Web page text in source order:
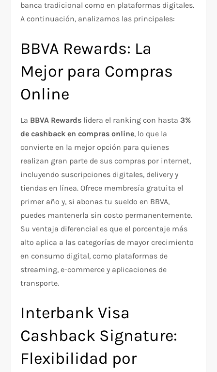
banca tradicional como en plataformas digitales.
A continuación, analizamos las principales:
BBVA Rewards: La
Mejor para Compras
Online
La BBVA Rewards lidera el ranking con hasta3%
de cashback en compras online, lo que la
convierte en la mejor opción para quienes
realizan gran parte de sus compras por internet,
incluyendo suscripciones digitales, delivery y
tiendas en línea. Ofrece membresía gratuita el
primer año y, si abonas tu sueldo en BBVA,
puedes mantenerla sin costo permanentemente.
Su ventaja diferencial es que el porcentaje más
alto aplica a las categorías de mayor crecimiento
en consumo digital, como plataformas de
streaming, e-commerce y aplicaciones de
transporte.
Interbank Visa
Cashback Signature:
Flexibilidad por